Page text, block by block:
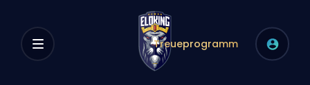
Treueprogramm